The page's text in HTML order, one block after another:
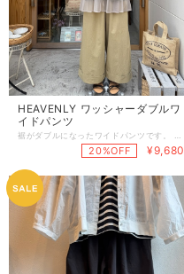
HEAVENLY ワッシャーダブルワ
イドパンツ
20%OFF ¥9,680